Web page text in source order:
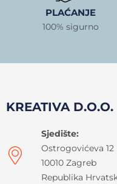
PLAĆANJE
100% sigurno
KREATIVA D.O.O.
Sjedište:
Ostrogovićeva 12
10010 Zagreb
Republika